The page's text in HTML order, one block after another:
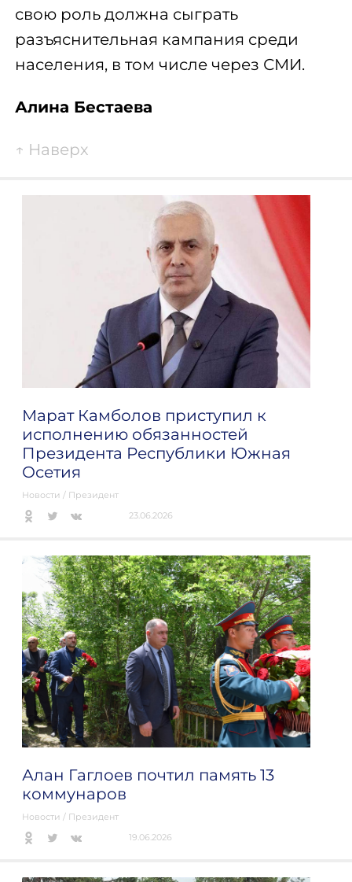
свою роль должна сыграть
разъяснительная кампания среди
населения, в том числе через СМИ.
Алина Бестаева
↑ Наверх
Марат Камболов приступил к
исполнению обязанностей
Президента Республики Южная
Осетия
Новости / Президент
23.06.2026
Алан Гаглоев почтил память 13
коммунаров
Новости / Президент
19.06.2026